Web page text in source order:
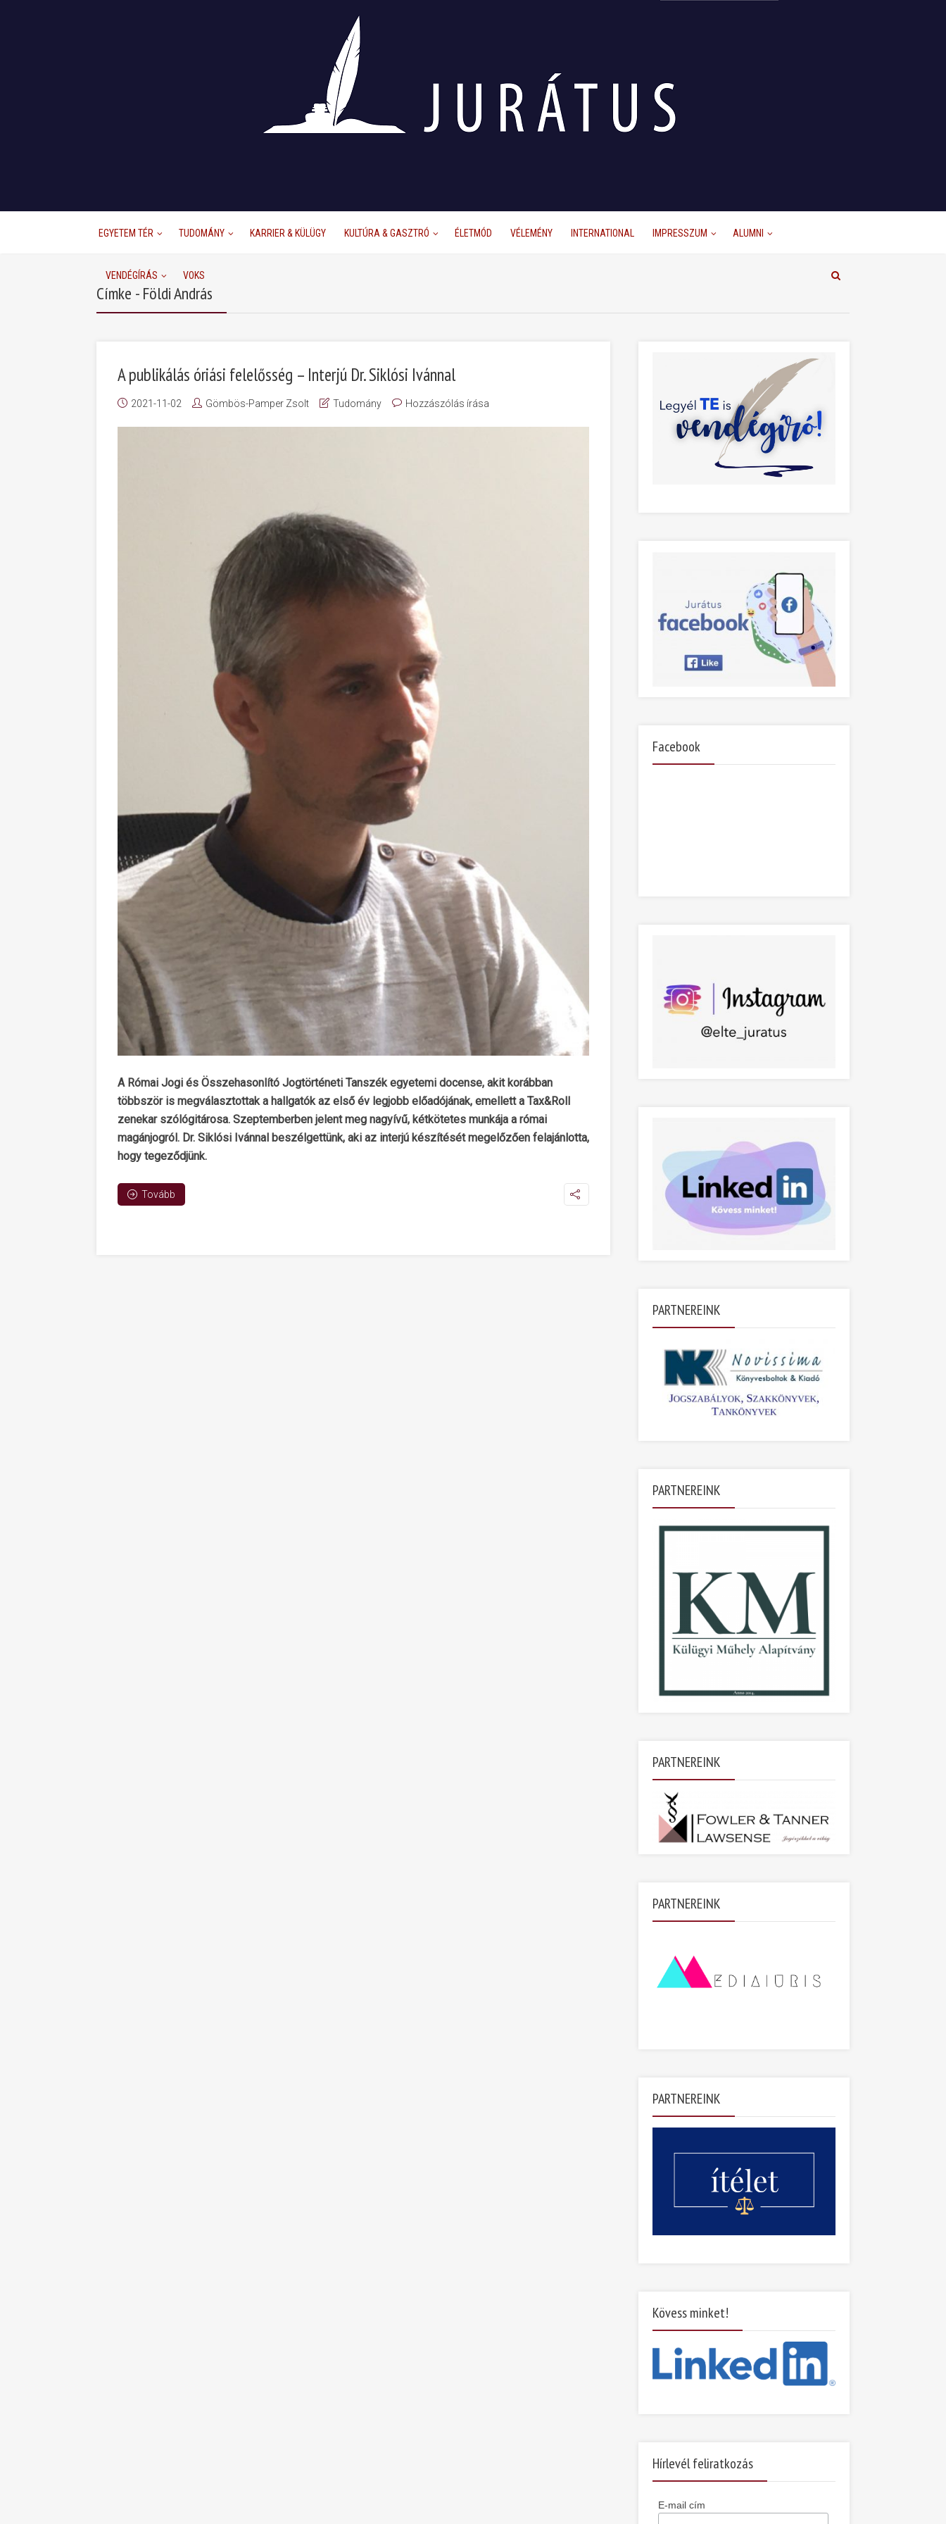
EGYETEM TÉR TUDOMÁNY KARRIER & KÜLÜGY KULTÚRA & GASZTRÓ ÉLETMÓD VÉLEMÉNY INTERNATIONAL IMPRESSZUM ALUMNI
VENDÉGÍRÁS VOKS
Címke - Földi András
A publikálás óriási felelősség – Interjú Dr. Siklósi Ivánnal
2021-11-02 Gömbös-Pamper Zsolt Tudomány Hozzászólás írása
A Római Jogi és Összehasonlító Jogtörténeti Tanszék egyetemi docense, akit korábban
többször is megválasztottak a hallgatók az első év legjobb előadójának, emellett a Tax&Roll
zenekar szólógitárosa. Szeptemberben jelent meg nagyívű, kétkötetes munkája a római
magánjogról. Dr. Siklósi Ivánnal beszélgettünk, aki az interjú készítését megelőzően felajánlotta,
hogy tegeződjünk.
Tovább
Facebook
PARTNEREINK
PARTNEREINK
PARTNEREINK
PARTNEREINK
PARTNEREINK
Kövess minket!
Hírlevél feliratkozás
E-mail cím